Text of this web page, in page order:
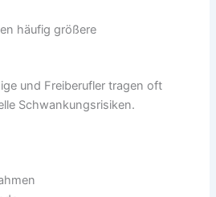
häufig größere
und Freiberufler tragen oft
Schwankungsrisiken.